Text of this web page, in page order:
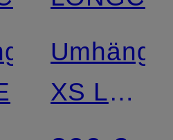
XS LE
PLIAGE